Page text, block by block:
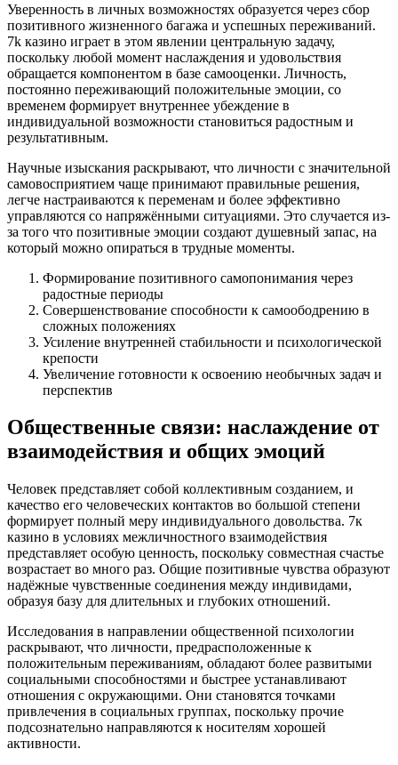
Уверенность в личных возможностях образуется через сбор
позитивного жизненного багажа и успешных переживаний.
7k казино играет в этом явлении центральную задачу,
поскольку любой момент наслаждения и удовольствия
обращается компонентом в базе самооценки. Личность,
постоянно переживающий положительные эмоции, со
временем формирует внутреннее убеждение в
индивидуальной возможности становиться радостным и
результативным.
Научные изыскания раскрывают, что личности с значительной
самовосприятием чаще принимают правильные решения,
легче настраиваются к переменам и более эффективно
управляются со напряжёнными ситуациями. Это случается из-
за того что позитивные эмоции создают душевный запас, на
который можно опираться в трудные моменты.
Формирование позитивного самопонимания через
радостные периоды
Совершенствование способности к самоободрению в
сложных положениях
Усиление внутренней стабильности и психологической
крепости
Увеличение готовности к освоению необычных задач и
перспектив
Общественные связи: наслаждение от
взаимодействия и общих эмоций
Человек представляет собой коллективным созданием, и
качество его человеческих контактов во большой степени
формирует полный меру индивидуального довольства. 7к
казино в условиях межличностного взаимодействия
представляет особую ценность, поскольку совместная счастье
возрастает во много раз. Общие позитивные чувства образуют
надёжные чувственные соединения между индивидами,
образуя базу для длительных и глубоких отношений.
Исследования в направлении общественной психологии
раскрывают, что личности, предрасположенные к
положительным переживаниям, обладают более развитыми
социальными способностями и быстрее устанавливают
отношения с окружающими. Они становятся точками
привлечения в социальных группах, поскольку прочие
подсознательно направляются к носителям хорошей
активности.